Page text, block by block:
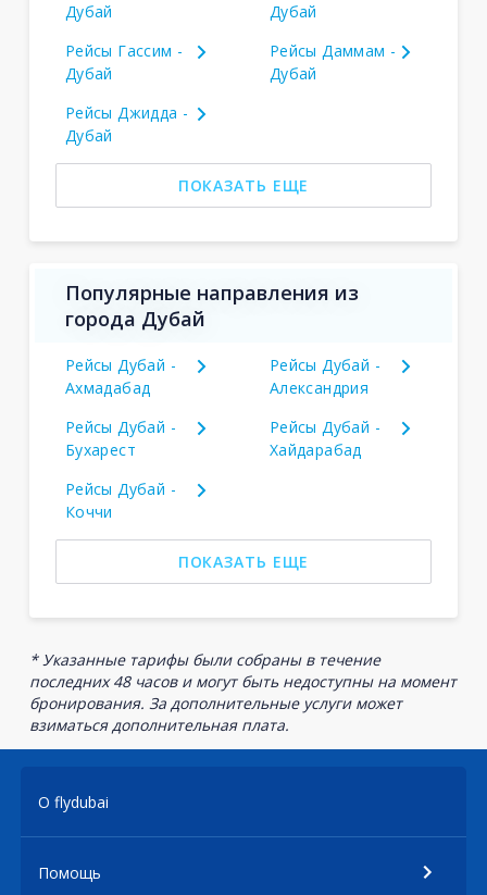
Дубай
Дубай
Рейсы Гассим -
Дубай
Рейсы Даммам -
Дубай
Рейсы Джидда -
Дубай
ПОКАЗАТЬ ЕЩЕ
Популярные направления из
города Дубай
Рейсы Дубай -
Ахмадабад
Рейсы Дубай -
Александрия
Рейсы Дубай -
Бухарест
Рейсы Дубай -
Хайдарабад
Рейсы Дубай -
Коччи
ПОКАЗАТЬ ЕЩЕ
* Указанные тарифы были собраны в течение
последних 48 часов и могут быть недоступны на момент
бронирования. За дополнительные услуги может
взиматься дополнительная плата.
О flydubai
Помощь